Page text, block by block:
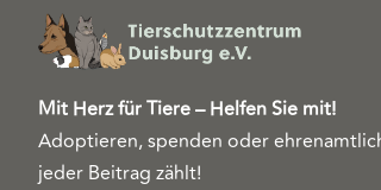
Mit Herz für Tiere – Helfen Sie mit!
Adoptieren, spenden oder
jeder Beitrag zählt!